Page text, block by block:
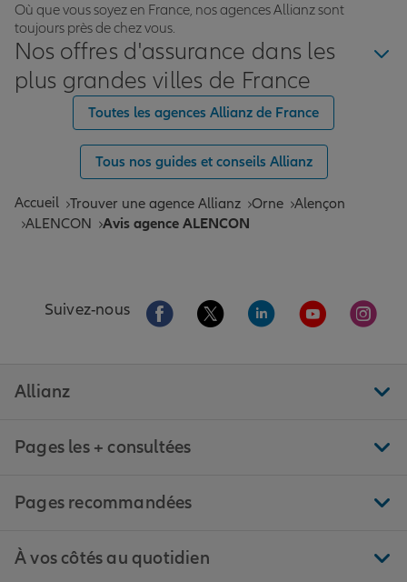
Où que vous soyez en France, nos agences Allianz sont
toujours près de chez vous.
Nos offres d'assurance dans les
plus grandes villes de France
Toutes les agences Allianz de France
Tous nos guides et conseils Allianz
Accueil Trouver une agence Allianz Orne Alençon
ALENCON
Avis agence ALENCON
Suivez-nous Aller sur la page Facebook de Allianz
Aller sur la page Twitter de
Aller sur la page
Aller sur la
Aller
Allianz
Pages les + consultées
Pages recommandées
À vos côtés au quotidien